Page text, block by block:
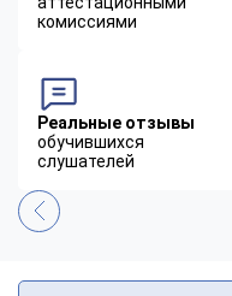
комиссиями
Реальные отзывы
обучившихся
слушателей